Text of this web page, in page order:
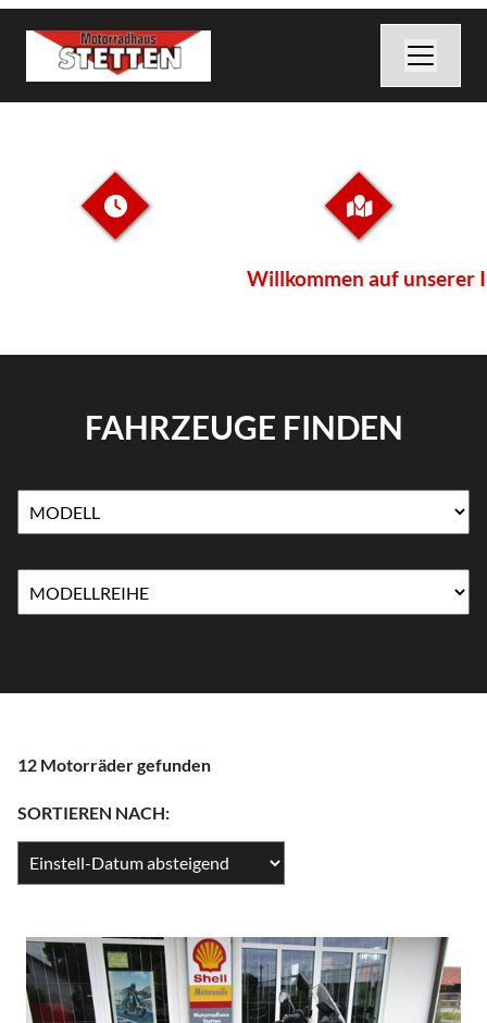
Willkommen auf unserer
FAHRZEUGE FINDEN
12 Motorräder gefunden
SORTIEREN NACH: